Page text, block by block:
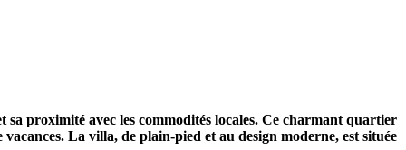
sa proximité avec les commodités locales. Ce charmant quartier
La villa, de plain-pied et au design moderne, est située